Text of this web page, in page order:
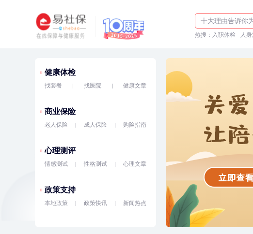
十大理由告诉你
入职体检在线预
热搜： 入职体检 人
健康体检
找套餐 找医院 健康文章
商业保险
老人保险 成人保险 购险指南
心理测评
情感测试 性格测试 心理文章
政策支持
本地政策 政策快讯 新闻热点